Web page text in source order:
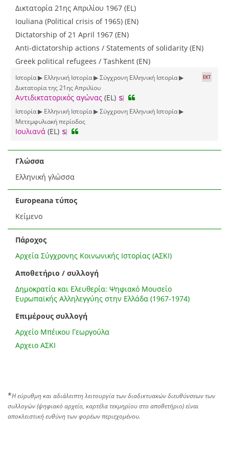
Δικτατορία 21ης Απριλίου 1967 (EL)
Iouliana (Political crisis of 1965) (EN)
Dictatorship of 21 April 1967 (EN)
Anti-dictatorship actions / Statements of solidarity (EN)
Greek political refugees / Tashkent (EN)
Ιστορία ▶ Ελληνική Ιστορία ▶ Σύγχρονη Ελληνική Ιστορία ▶
Δικτατορία της 21ης Απριλίου
Αντιδικτατορικός αγώνας (EL)
Ιστορία ▶ Ελληνική Ιστορία ▶ Σύγχρονη Ελληνική Ιστορία ▶
Μετεμφυλιακή περίοδος
Ιουλιανά (EL)
Γλώσσα
Ελληνική γλώσσα
Europeana τύπος
Κείμενο
Πάροχος
Αρχεία Σύγχρονης Κοινωνικής Ιστορίας (ΑΣΚΙ)
Αποθετήριο / συλλογή
Δημοκρατία και Ελευθερία: Ψηφιακό Μουσείο
Ευρωπαϊκής Αλληλεγγύης στην Ελλάδα (1967-1974)
Επιμέρους συλλογή
Αρχείο Μπέικου Γεωργούλα
Αρχειο ΑΣΚΙ
*Η εύρυθμη και αδιάλειπτη λειτουργία των διαδικτυακών διευθύνσεων των
συλλογών (ψηφιακό αρχείο, καρτέλα τεκμηρίου στο αποθετήριο) είναι
αποκλειστική ευθύνη των φορέων περιεχομένου.